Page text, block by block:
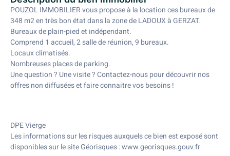
POUZOL IMMOBILIER vous propose à la location ces bureaux de
348 m2 en très bon état dans la zone de LADOUX à GERZAT.
Bureaux de plain-pied et indépendant.
Comprend 1 accueil, 2 salle de réunion, 9 bureaux.
Locaux climatisés.
Nombreuses places de parking.
Une question ? Une visite ? Contactez-nous pour découvrir nos
offres non diffusées et faire connaitre vos besoins !
DPE Vierge
Les informations sur les risques auxquels ce bien est exposé sont
disponibles sur le site Géorisques : www.georisques.gouv.fr